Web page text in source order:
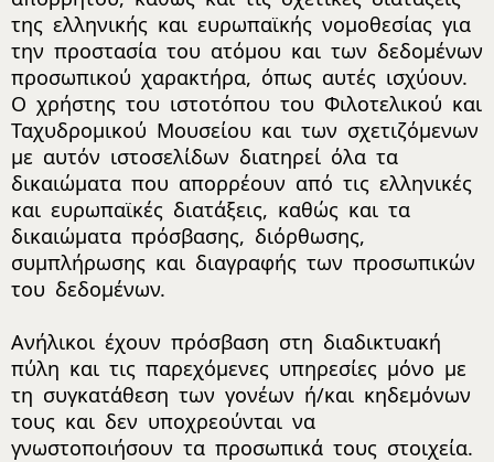
της ελληνικής και ευρωπαϊκής νομοθεσίας για
την προστασία του ατόμου και των δεδομένων
προσωπικού χαρακτήρα, όπως αυτές ισχύουν.
Ο χρήστης του ιστοτόπου του Φιλοτελικού και
Ταχυδρομικού Μουσείου και των σχετιζόμενων
με αυτόν ιστοσελίδων διατηρεί όλα τα
δικαιώματα που απορρέουν από τις ελληνικές
και ευρωπαϊκές διατάξεις, καθώς και τα
δικαιώματα πρόσβασης, διόρθωσης,
συμπλήρωσης και διαγραφής των προσωπικών
του δεδομένων.
Ανήλικοι έχουν πρόσβαση στη διαδικτυακή
πύλη και τις παρεχόμενες υπηρεσίες μόνο με
τη συγκατάθεση των γονέων ή/και κηδεμόνων
τους και δεν υποχρεούνται να
γνωστοποιήσουν τα προσωπικά τους στοιχεία.